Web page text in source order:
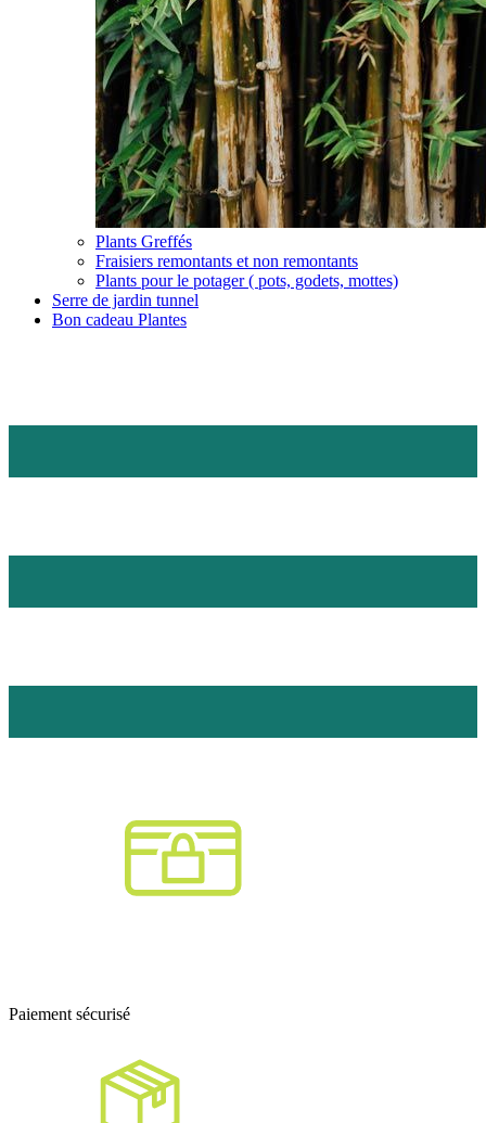
Plants Greffés
Fraisiers remontants et non remontants
Plants pour le potager ( pots, godets, mottes)
Serre de jardin tunnel
Bon cadeau Plantes
Paiement sécurisé